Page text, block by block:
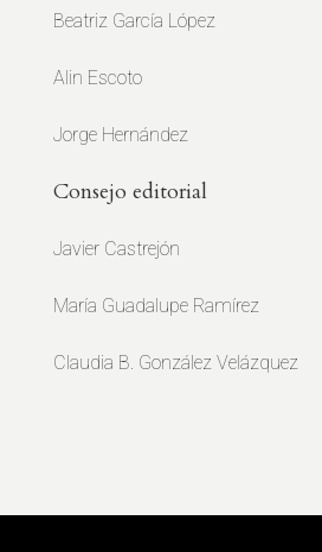
Beatriz García López
Alin Escoto
Jorge Hernández
Consejo editorial
Javier Castrejón
María Guadalupe Ramírez
Claudia B. González Velázquez